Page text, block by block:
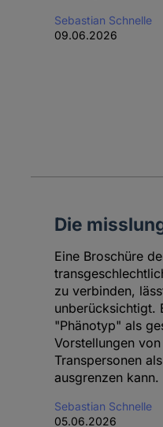
Sebastian Schnelle
09.06.2026
Die
Eine Broschüre
zu verbinden,
unberücksichtigt.
"Phänotyp" als
Vorstellungen
Transpersonen
ausgrenzen kann.
Sebastian Schnelle
05.06.2026